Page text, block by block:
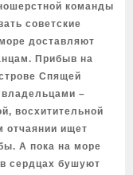
команды
советские
доставляют
Прибыв на
Спящей
–
восхитительной
отчаянии ищет
А пока на море
сердцах бушуют